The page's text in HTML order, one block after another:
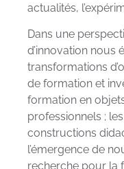
actualités,
Dans une
d’innovation nous
transformations
de formation et
formation en
professionnels ;
constructions
l’émergence de
recherche pour la